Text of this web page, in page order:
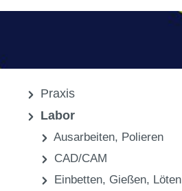
Praxis
Labor
Ausarbeiten, Polieren
CAD/CAM
Einbetten, Gießen, Löten